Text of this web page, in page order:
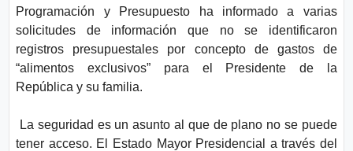
Programación y Presupuesto ha informado a varias
solicitudes de información que no se identificaron
registros presupuestales por concepto de gastos de
“alimentos exclusivos” para el Presidente de la
República y su familia.
La seguridad es un asunto al que de plano no se puede
tener acceso. El Estado Mayor Presidencial a través del